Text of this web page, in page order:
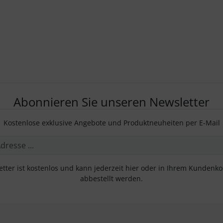
Abonnieren Sie unseren Newsletter
Kostenlose exklusive Angebote und Produktneuheiten per E-Mail
ist kostenlos und kann jederzeit hier oder in Ihrem
abbestellt werden.